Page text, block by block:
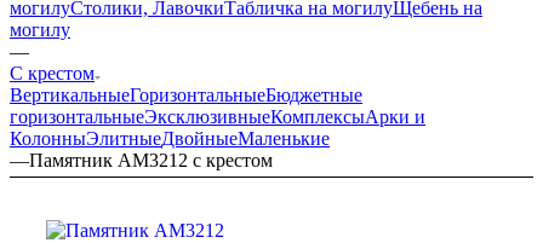
могилуСтолики, ЛавочкиТабличка на могилуЩебень на
могилу
—
С крестом
ВертикальныеГоризонтальныеБюджетные
горизонтальныеЭксклюзивныеКомплексыАрки и
КолонныЭлитныеДвойныеМаленькие
—Памятник AM3212 с крестом